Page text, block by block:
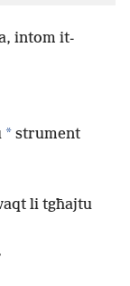
intom it-
* strument
li tgħajtu